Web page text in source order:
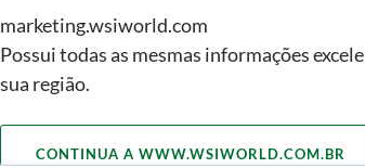
marketing.wsiworld.com
Possui todas as mesmas informações
sua região.
CONTINUA A WWW.WSIWORLD.COM.BR